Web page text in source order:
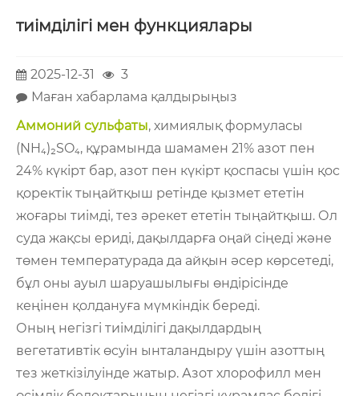
тиімділігі мен функциялары
2025-12-31
3
Маған хабарлама қалдырыңыз
Аммоний сульфаты, химиялық формуласы
(NH₄)₂SO₄, құрамында шамамен 21% азот пен
24% күкірт бар, азот пен күкірт қоспасы үшін қос
қоректік тыңайтқыш ретінде қызмет ететін
жоғары тиімді, тез әрекет ететін тыңайтқыш. Ол
суда жақсы ериді, дақылдарға оңай сіңеді және
төмен температурада да айқын әсер көрсетеді,
бұл оны ауыл шаруашылығы өндірісінде
кеңінен қолдануға мүмкіндік береді.
Оның негізгі тиімділігі дақылдардың
вегетативтік өсуін ынталандыру үшін азоттың
тез жеткізілуінде жатыр. Азот хлорофилл мен